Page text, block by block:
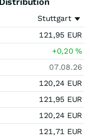
Stuttgart
121,95 EUR
+0,20%
07.08.26
120,24 EUR
121,95 EUR
120,24 EUR
121,71 EUR